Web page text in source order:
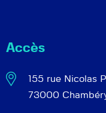
Accès
155 rue Nicolas
73000